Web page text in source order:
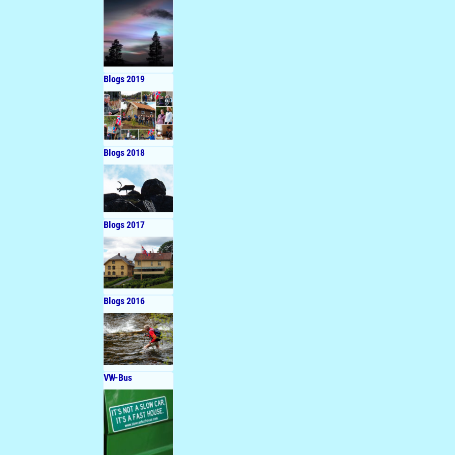
Blogs 2019
Blogs 2018
Blogs 2017
Blogs 2016
VW-Bus